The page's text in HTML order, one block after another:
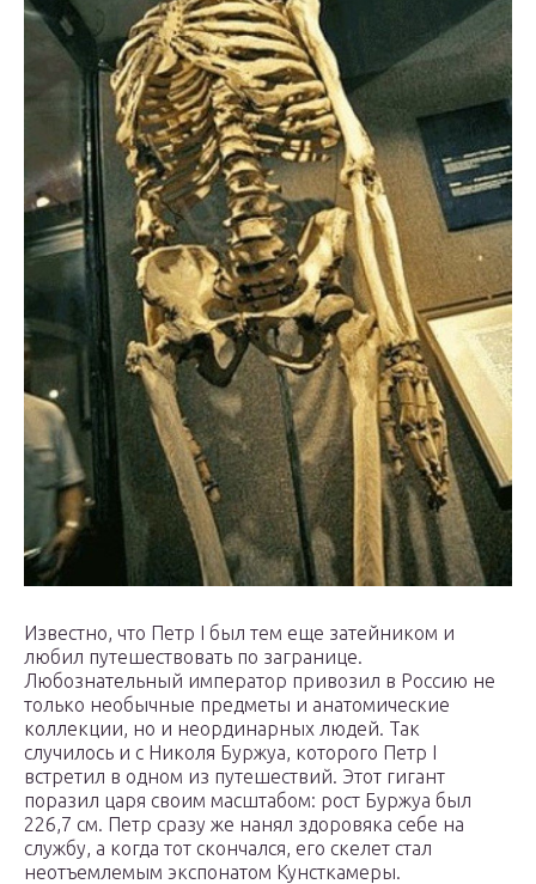
Известно, что Петр I был тем еще затейником и
любил путешествовать по загранице.
Любознательный император привозил в Россию не
только необычные предметы и анатомические
коллекции, но и неординарных людей. Так
случилось и с Николя Буржуа, которого Петр I
встретил в одном из путешествий. Этот гигант
поразил царя своим масштабом: рост Буржуа был
226,7 см. Петр сразу же нанял здоровяка себе на
службу, а когда тот скончался, его скелет стал
неотъемлемым экспонатом Кунсткамеры.